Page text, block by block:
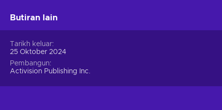
pengkhianatan dan tindakan tanpa henti. Black Ops 6
memberikan pengalaman yang mendebarkan dengan
kempen pemain tunggal yang mendebarkan, mod berbilang
pemain yang mantap dan kembalinya mod Zombi yang
digemari.
Butiran lain
Tarikh keluar
25 Oktober 2024
Pembangun
Activision Publishing Inc.